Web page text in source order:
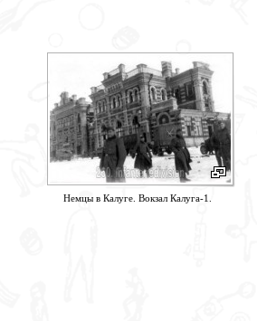
Немцы в Калуге. Вокзал Калуга-1.